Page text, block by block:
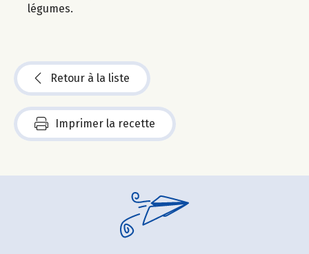
légumes.
Retour à la liste
Imprimer la recette